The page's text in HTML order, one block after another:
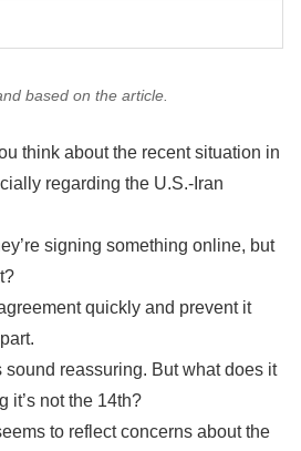
based on the article.
think about the recent situation in
regarding the U.S.-Iran
signing something online, but
quickly and prevent it
sound reassuring. But what does it
it’s not the 14th?
to reflect concerns about the